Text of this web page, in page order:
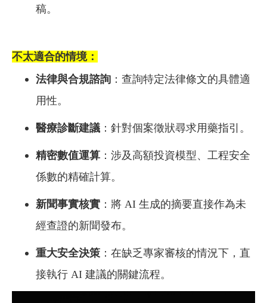
稿。
不太適合的情境：
法律與合規諮詢 ：查詢特定法律條文的具體適
用性。
醫療診斷建議 ：針對個案徵狀尋求用藥指引。
精密數值運算 ：涉及高額投資模型、工程安全
係數的精確計算。
新聞事實核實 ：將 AI 生成的摘要直接作為未
經查證的新聞發布。
重大安全決策 ：在缺乏專家審核的情況下，直
接執行 AI 建議的關鍵流程。